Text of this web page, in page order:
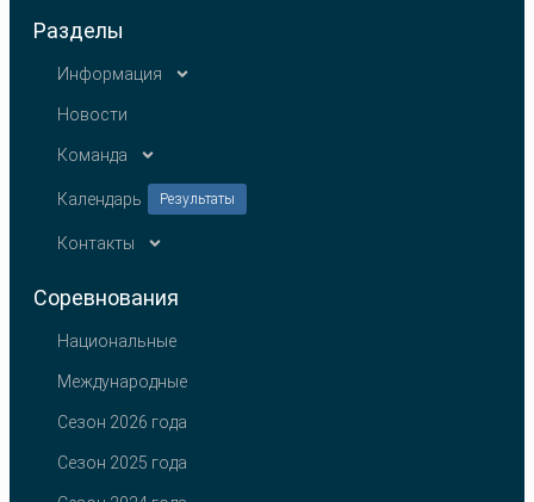
Разделы
Информация
Новости
Команда
Календарь Результаты
Контакты
Соревнования
Национальные
Международные
Сезон 2026 года
Сезон 2025 года